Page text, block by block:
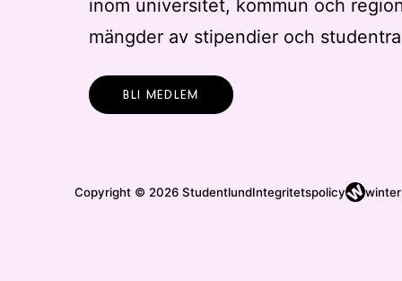
inom universitet, kommun och
mängder av stipendier och
BLI MEDLEM
Copyright © 2026 StudentlundIntegritetspolicy